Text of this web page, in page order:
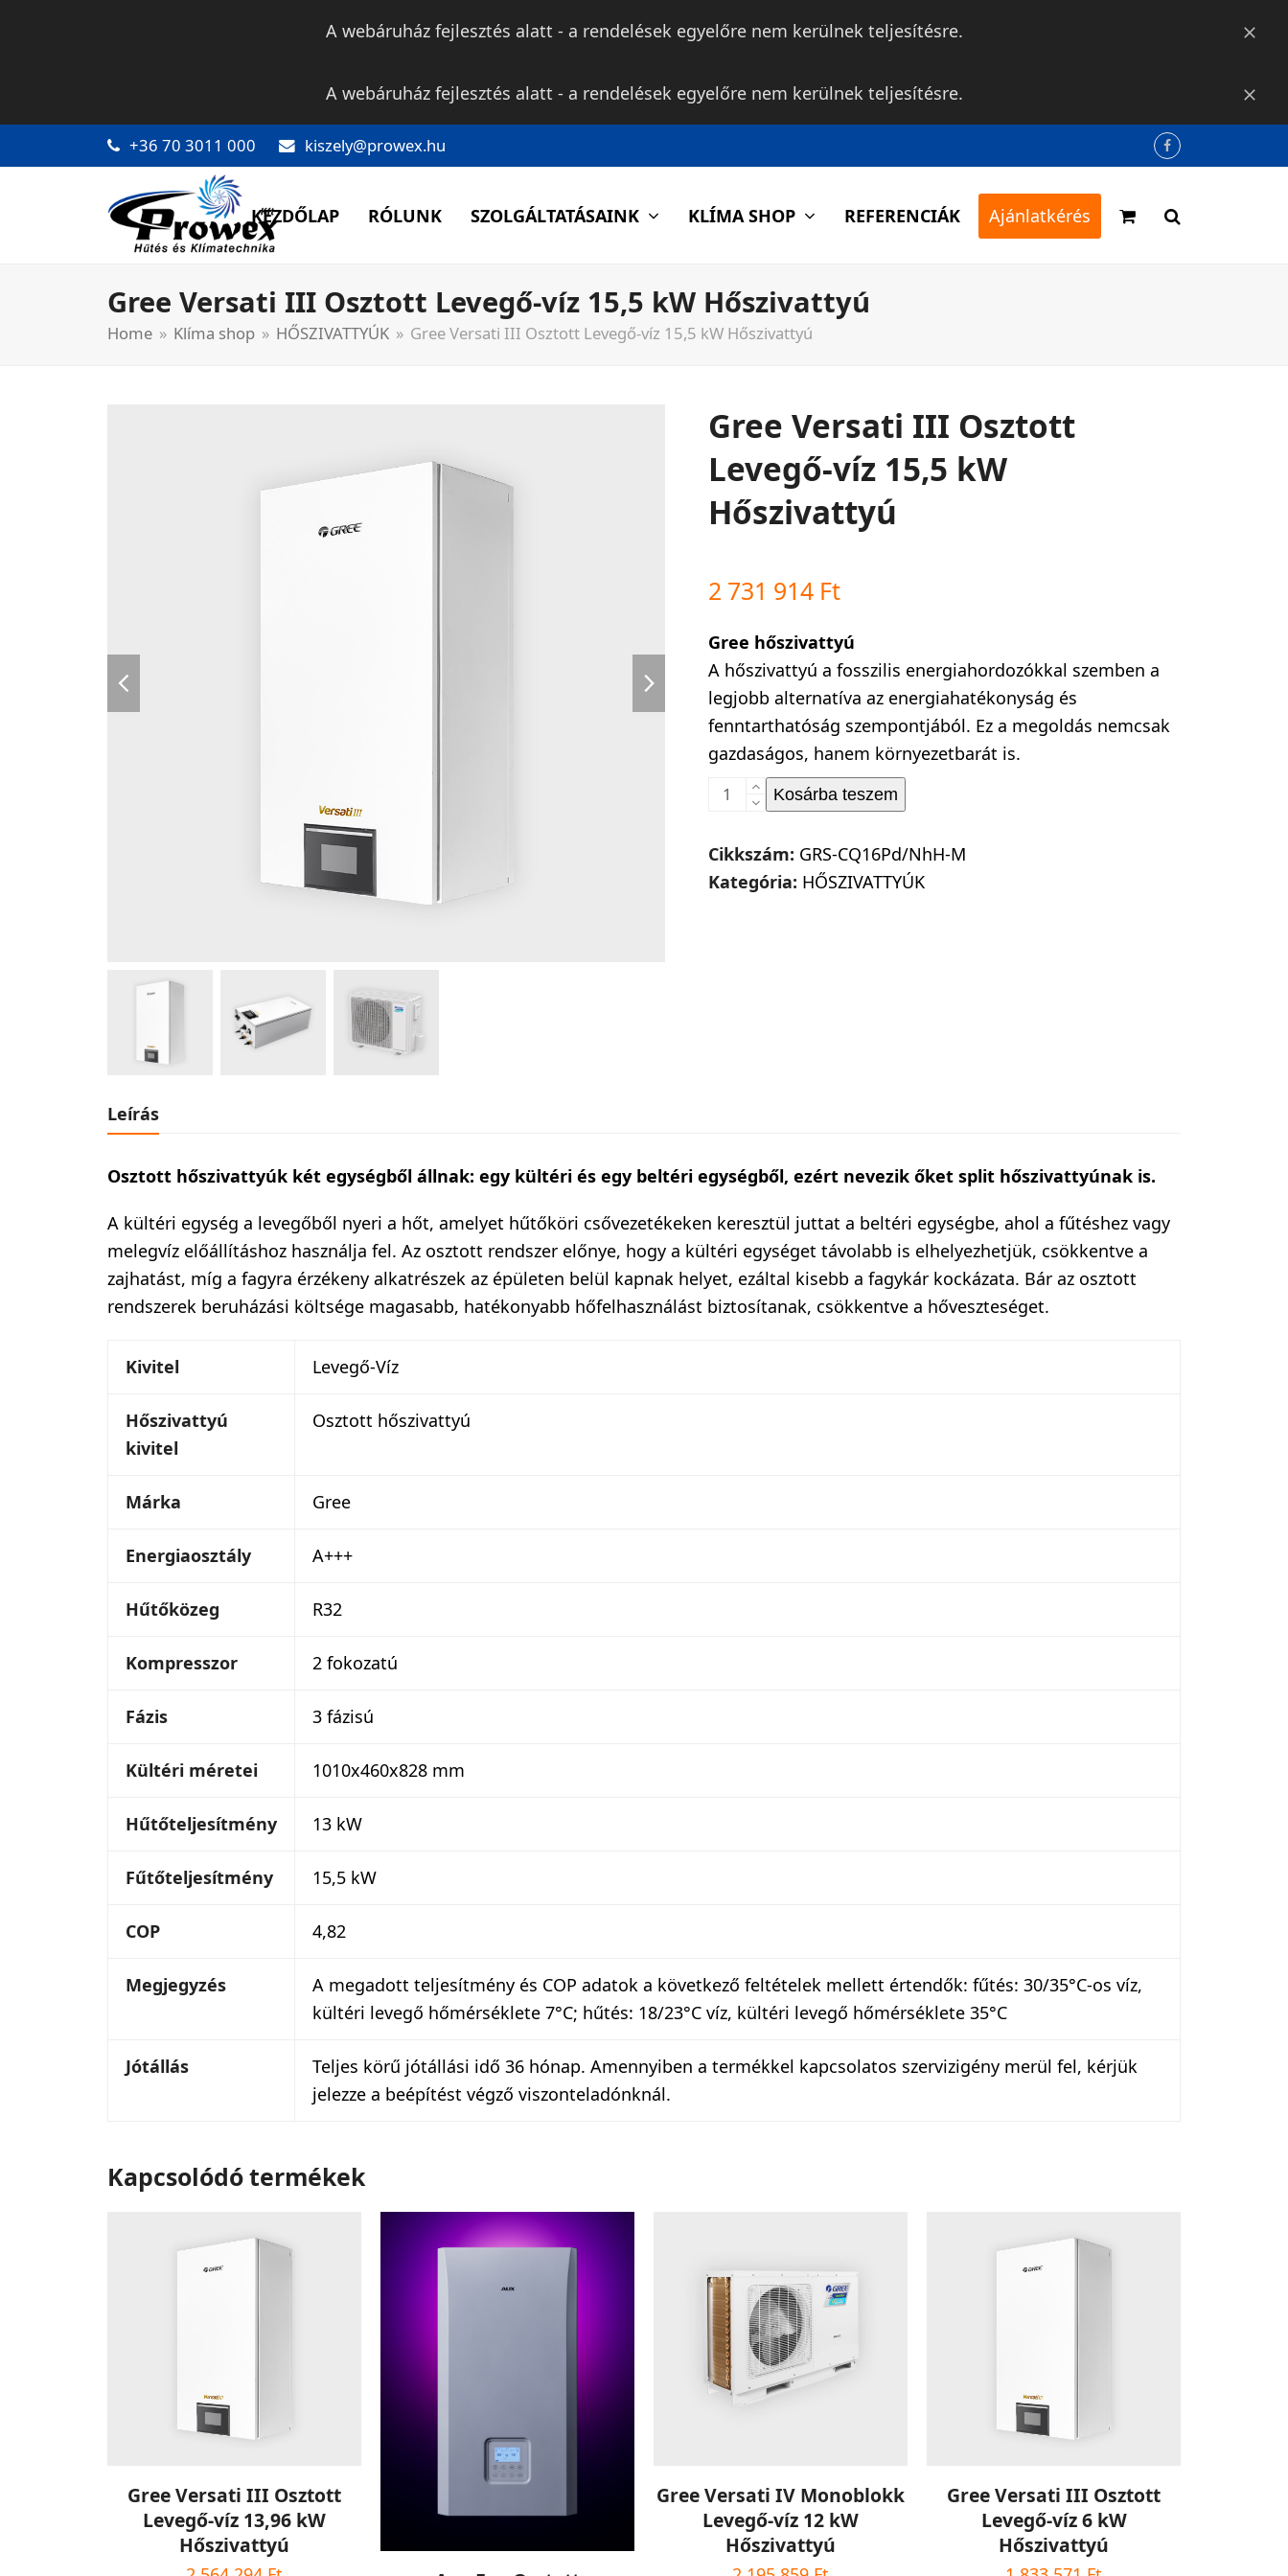
A webáruház fejlesztés alatt - a rendelések egyelőre nem kerülnek teljesítésre.
A webáruház fejlesztés alatt - a rendelések egyelőre nem kerülnek teljesítésre.
+36 70 3011 000 kiszely@prowex.hu Facebook
KEZDŐLAP RÓLUNK SZOLGÁLTATÁSAINK KLÍMA SHOP REFERENCIÁK Ajánlatkérés
Gree Versati III Osztott Levegő-víz 15,5 kW Hőszivattyú
Home » Klíma shop » HŐSZIVATTYÚK » Gree Versati III Osztott Levegő-víz 15,5 kW Hőszivattyú
previous
next
Gree Versati III Osztott
Levegő-víz 15,5 kW
Hőszivattyú
2 731 914 Ft
Gree hőszivattyú
A hőszivattyú a fosszilis energiahordozókkal szemben a
legjobb alternatíva az energiahatékonyság és
fenntarthatóság szempontjából. Ez a megoldás nemcsak
gazdaságos, hanem környezetbarát is.
Gree
III
Osztott
Kosárba teszem
Cikkszám: GRS-CQ16Pd/NhH-M
Kategória: HŐSZIVATTYÚK
Leírás
Osztott hőszivattyúk két egységből állnak: egy kültéri és egy beltéri egységből, ezért nevezik őket split hőszivattyúnak is.
A kültéri egység a levegőből nyeri a hőt, amelyet hűtőköri csővezetékeken keresztül juttat a beltéri egységbe, ahol a fűtéshez vagy
melegvíz előállításhoz használja fel. Az osztott rendszer előnye, hogy a kültéri egységet távolabb is elhelyezhetjük, csökkentve a
zajhatást, míg a fagyra érzékeny alkatrészek az épületen belül kapnak helyet, ezáltal kisebb a fagykár kockázata. Bár az osztott
rendszerek beruházási költsége magasabb, hatékonyabb hőfelhasználást biztosítanak, csökkentve a hőveszteséget.
Kivitel Levegő-Víz
Hőszivattyú
kivitel
Osztott hőszivattyú
Márka Gree
Energiaosztály A+++
Hűtőközeg R32
Kompresszor 2 fokozatú
Fázis 3 fázisú
Kültéri méretei 1010x460x828 mm
Hűtőteljesítmény 13 kW
Fűtőteljesítmény 15,5 kW
COP 4,82
Megjegyzés
A megadott teljesítmény és COP adatok a következő feltételek mellett értendők: fűtés: 30/35°C-os víz,
kültéri levegő hőmérséklete 7°C; hűtés: 18/23°C víz, kültéri levegő hőmérséklete 35°C
Jótállás
Teljes körű jótállási idő 36 hónap. Amennyiben a termékkel kapcsolatos szervizigény merül fel, kérjük
jelezze a beépítést végző viszonteladónknál.
Kapcsolódó termékek
KOSÁRBA TESZEM
Gree Versati III Osztott
Levegő-víz 13,96 kW
Hőszivattyú
OPCIÓK VÁLASZTÁSA
KOSÁRBA TESZEM
Gree Versati IV Monoblokk
Levegő-víz 12 kW
Hőszivattyú
KOSÁRBA TESZEM
Gree Versati III Osztott
Levegő-víz 6 kW
Hőszivattyú